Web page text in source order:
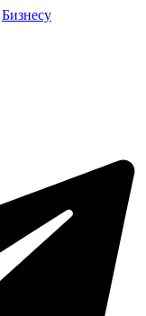
Бизнесу